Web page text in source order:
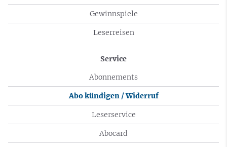
Gewinnspiele
Leserreisen
Service
Abonnements
Abo kündigen / Widerruf
Leserservice
Abocard